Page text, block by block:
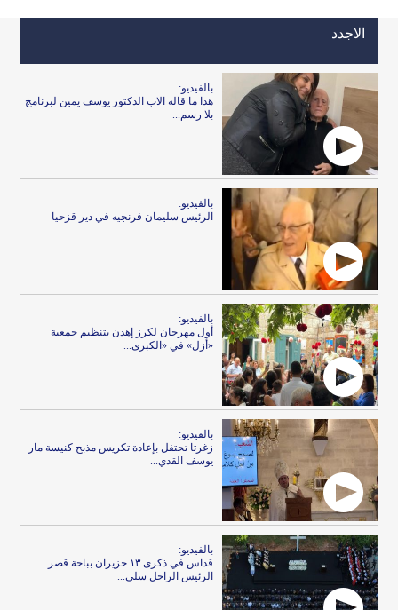
الاجدد
بالفيديو:
هذا ما قاله الاب الدكتور يوسف يمين لبرنامج
بلا رسم...
بالفيديو:
الرئيس سليمان فرنجيه في دير قزحيا
بالفيديو:
أول مهرجان لكرز إهدن بتنظيم جمعية
«أزل» في «الكبرى...
بالفيديو:
زغرتا تحتفل بإعادة تكريس مذبح كنيسة مار
يوسف القدي...
بالفيديو:
قداس في ذكرى ١٣ حزيران بباحة قصر
الرئيس الراحل سلي...